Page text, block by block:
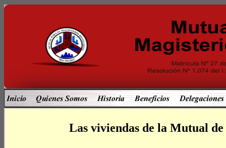
Las viviendas de la Mutual